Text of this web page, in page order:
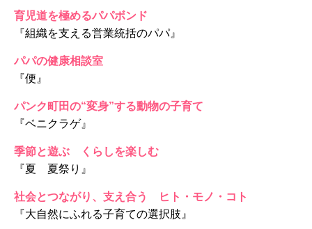
育児道を極めるパパボンド
『組織を支える営業統括のパパ』
パパの健康相談室
『便』
パンク町田の“変身”する動物の子育て
『ベニクラゲ』
季節と遊ぶ くらしを楽しむ
『夏 夏祭り』
社会とつながり、支え合う ヒト・モノ・コト
『大自然にふれる子育ての選択肢』